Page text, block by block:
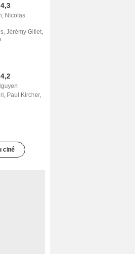
4,3
Nicolas
Jérémy Gillet,
4,2
Paul Kircher,
ciné